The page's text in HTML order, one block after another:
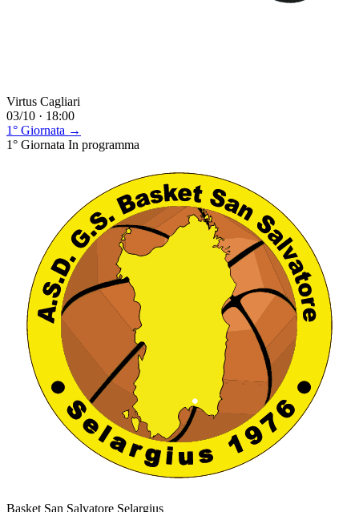
Virtus Cagliari
03/10 · 18:00
1° Giornata →
1° Giornata In programma
Basket San Salvatore Selargius